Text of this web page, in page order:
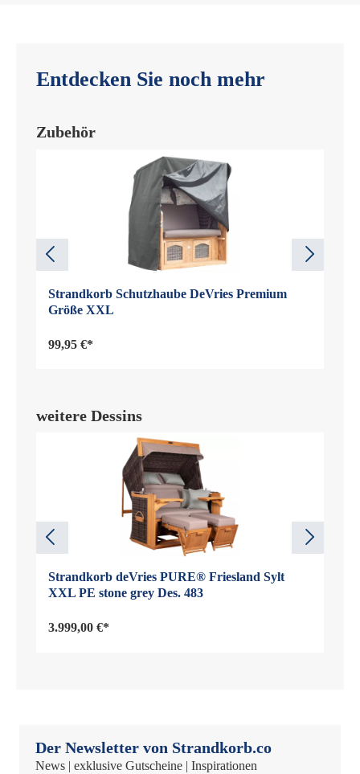
Entdecken Sie noch mehr
Zubehör
Strandkorb Schutzhaube DeVries Premium
Größe XXL
99,95 €*
weitere Dessins
Strandkorb deVries PURE® Friesland Sylt
XXL PE stone grey Des. 483
3.999,00 €*
Der Newsletter von Strandkorb.co
News | exklusive Gutscheine | Inspirationen